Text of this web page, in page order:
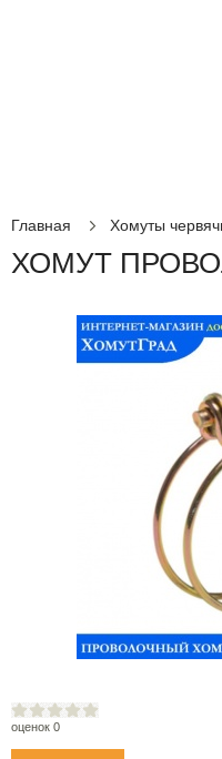
Главная Хомуты
ХОМУТ
оценок 0